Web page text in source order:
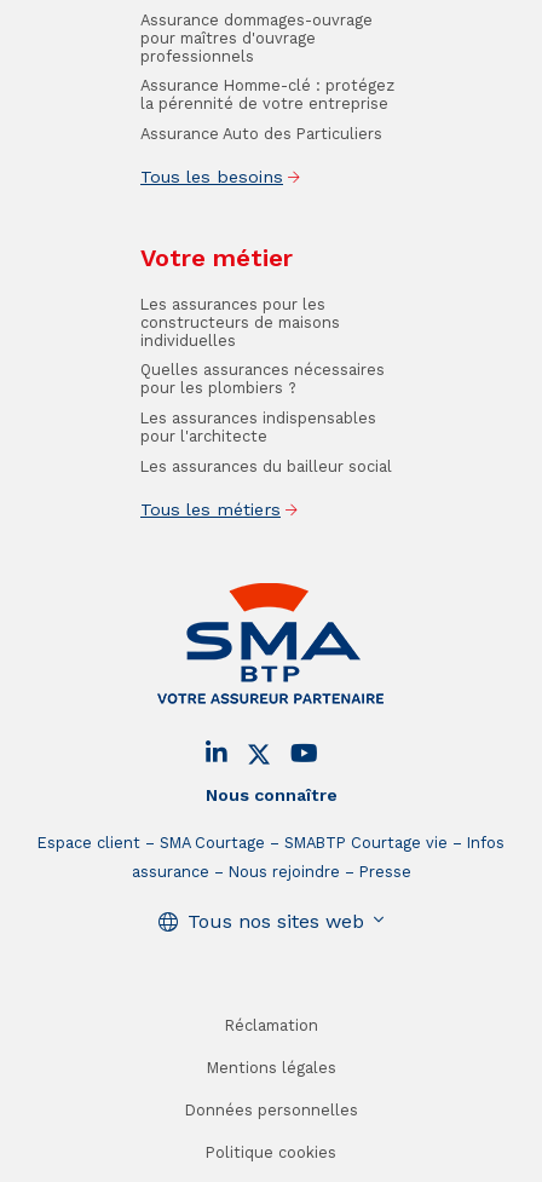
Nous connaître
Espace client SMA Courtage SMABTP Courtage vie
Infos
assurance
Nous rejoindre Presse
Tous nos sites web
Assurance dommages-ouvrage
pour maîtres d'ouvrage
professionnels
Assurance Homme-clé : protégez
la pérennité de votre entreprise
Assurance Auto des Particuliers
Tous les besoins
Votre métier
Les assurances pour les
constructeurs de maisons
individuelles
Quelles assurances nécessaires
pour les plombiers ?
Les assurances indispensables
pour l'architecte
Les assurances du bailleur social
Tous les métiers
Réclamation
Mentions légales
Données personnelles
Politique cookies